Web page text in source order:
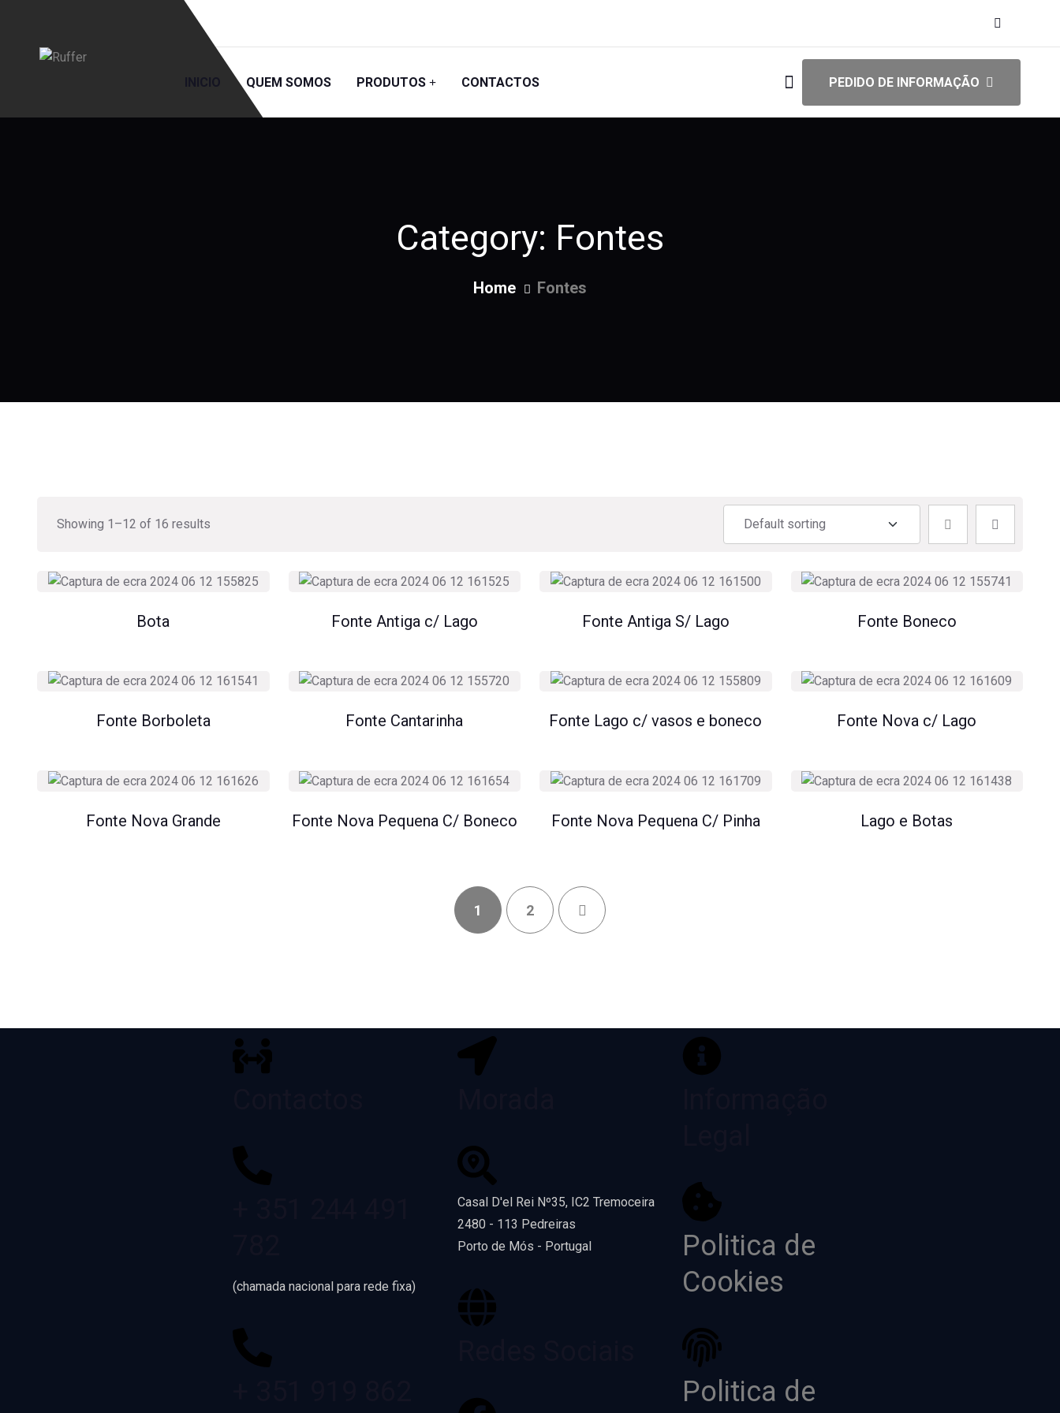
INICIO QUEM SOMOS PRODUTOS CONTACTOS PEDIDO DE INFORMAÇÃO
Category: Fontes
Home Fontes
Showing 1–12 of 16 results
Bota Fonte Antiga c/ Lago Fonte Antiga S/ Lago Fonte Boneco
Fonte Borboleta Fonte Cantarinha Fonte Lago c/ vasos e boneco Fonte Nova c/ Lago
Fonte Nova Grande Fonte Nova Pequena C/ Boneco Fonte Nova Pequena C/ Pinha Lago e Botas
1 2
(chamada nacional para rede fixa)
Casal D'el Rei Nº35, IC2 Tremoceira
2480 - 113 Pedreiras
Porto de Mós - Portugal
Politica de
Cookies
Politica de